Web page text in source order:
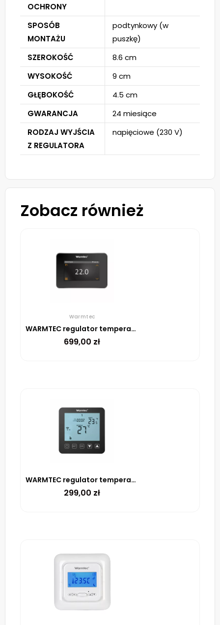
OCHRONY
SPOSÓB
MONTAŻU
podtynkowy (w
puszkę)
SZEROKOŚĆ
8.6 cm
WYSOKOŚĆ
9 cm
GŁĘBOKOŚĆ
4.5 cm
GWARANCJA
24 miesiące
RODZAJ WYJŚCIA
Z REGULATORA
napięciowe (230 V)
Zobacz również
Warmtec
WARMTEC regulator temperatury XTS (czarny, beznapięciowy)
699,00 zł
WARMTEC regulator temperatury PRT-01 (czarny)
299,00 zł